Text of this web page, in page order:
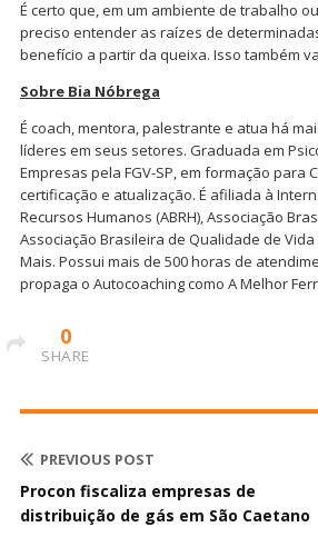
É certo que, em um ambiente de trabalho
preciso entender as raízes de
benefício a partir da queixa. Isso também
Sobre Bia Nóbrega
É coach, mentora, palestrante e atua há
líderes em seus setores. Graduada em
Empresas pela FGV-SP, em formação
certificação e atualização. É afiliada à
Recursos Humanos (ABRH), Associação
Associação Brasileira de Qualidade de Vida
Mais. Possui mais de 500 horas de
propaga o Autocoaching como A Melhor
0
SHARE
PREVIOUS POST
Procon fiscaliza empresas de
distribuição de gás em São Caetano